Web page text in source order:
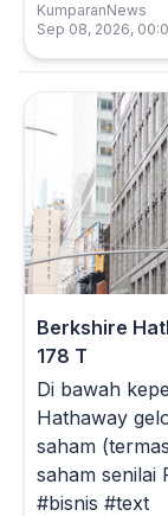
KumparanNews
Sep 08, 2026,
Berkshire
178 T
Di bawah
Hathaway
saham
saham senilai
#bisnis #text